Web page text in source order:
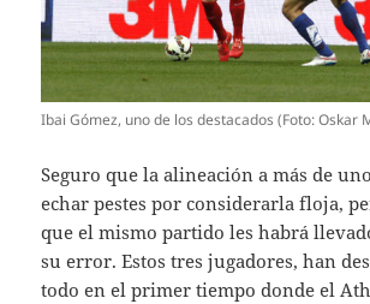
Ibai Gómez, uno de los destacados (Foto: Oskar
Seguro que la alineación a más de
echar pestes por considerarla floja,
que el mismo partido les habrá
su error. Estos tres jugadores, han
todo en el primer tiempo donde el